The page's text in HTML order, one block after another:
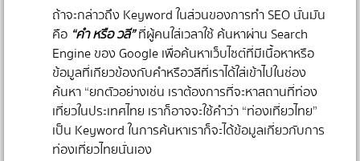
ถ้าจะกล่าวถึง Keyword ในส่วนของการทำ SEO นั่นมัน
คือ “คำ หรือ วลี”ที่ผู้คนใส่เวลาใช้ ค้นหาผ่าน Search
Engine ของ Google เพื่อค้นหาเว็บไซต์ที่มีเนื้อหาหรือ
ข้อมูลที่เกียวข้องกับคำหรือวลีที่เราได้ใส่เข้าไปในช่อง
ค้นหา “ยกตัวอย่างเช่น เราต้องการที่จะหาสถานที่ท่อง
เที่ยวในประเทศไทย เราก็อาจจะใช้คำว่า “ท่องเที่ยวไทย”
เป็น Keyword ในการค้นหาเราก็จะได้ข้อมูลเกี่ยวกับการ
ท่องเที่ยวไทยนั่นเอง